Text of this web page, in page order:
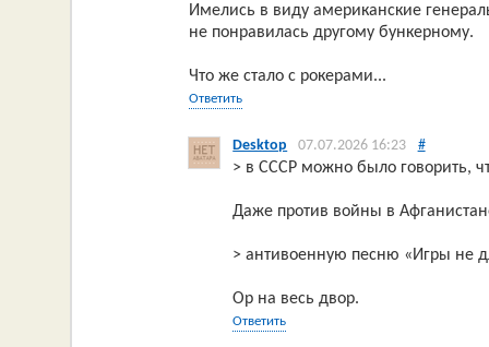
Имелись в виду американские
не понравилась другому бункерному.
Что же стало с рокерами...
Ответить
Desktop 07.07.2026 16:23 #
> в СССР можно было говорить,
Даже против войны в
> антивоенную песню «Игры не
Ор на весь двор.
Ответить